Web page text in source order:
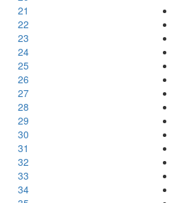
21
22
23
24
25
26
27
28
29
30
31
32
33
34